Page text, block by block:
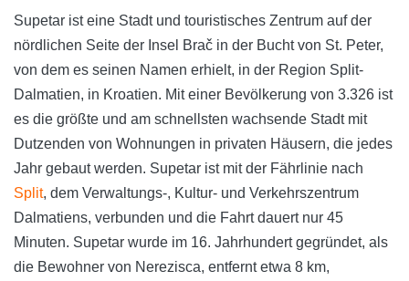
Supetar ist eine Stadt und touristisches Zentrum auf der
nördlichen Seite der Insel Brač in der Bucht von St. Peter,
von dem es seinen Namen erhielt, in der Region Split-
Dalmatien, in Kroatien. Mit einer Bevölkerung von 3.326 ist
es die größte und am schnellsten wachsende Stadt mit
Dutzenden von Wohnungen in privaten Häusern, die jedes
Jahr gebaut werden. Supetar ist mit der Fährlinie nach
Split, dem Verwaltungs-, Kultur- und Verkehrszentrum
Dalmatiens, verbunden und die Fahrt dauert nur 45
Minuten. Supetar wurde im 16. Jahrhundert gegründet, als
die Bewohner von Nerezisca, entfernt etwa 8 km,